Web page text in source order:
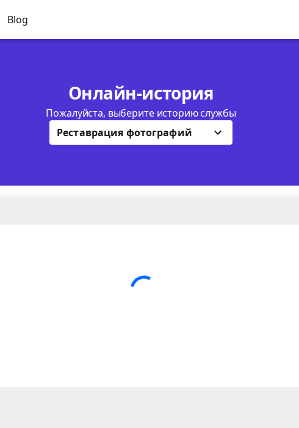
Blog
Онлайн-история
Пожалуйста, выберите историю службы
Реставрация фотографий